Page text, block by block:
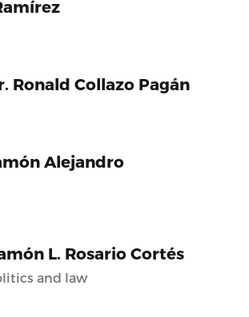
Ronald Collazo Pagán
Alejandro
L. Rosario Cortés
and law